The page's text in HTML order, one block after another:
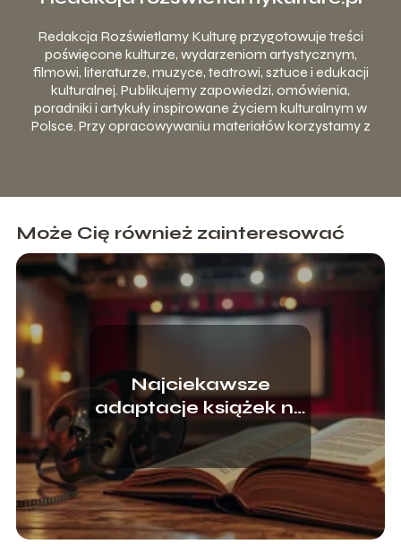
Redakcja Rozświetlamy Kulturę przygotowuje treści
poświęcone kulturze, wydarzeniom artystycznym,
filmowi, literaturze, muzyce, teatrowi, sztuce i edukacji
kulturalnej. Publikujemy zapowiedzi, omówienia,
poradniki i artykuły inspirowane życiem kulturalnym w
Polsce. Przy opracowywaniu materiałów korzystamy z
Może Cię również zainteresować
Najciekawsze
adaptacje książek na
ekranie i scenie